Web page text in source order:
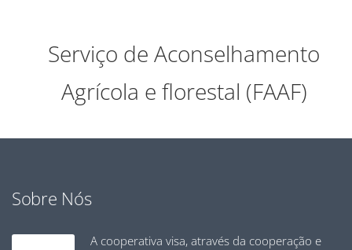
Serviço de Aconselhamento
Agrícola e florestal (FAAF)
Sobre Nós
A cooperativa visa, através da cooperação e